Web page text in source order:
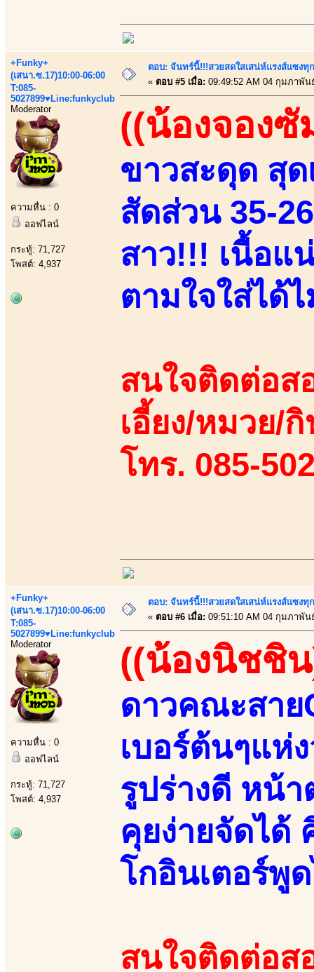
+Funky+
(เสนา.ซ.17)10:00-06:00
T:085-
5027899♥Line:funkyclub
Moderator
ความหื่น : 0
ออฟไลน์
กระทู้: 71,727
โพสต์: 4,937
ตอบ: จันทร์นี้!!!สวยสดใสเสน่ห์แรงส์แซงทุ
« ตอบ #5 เมื่อ: 09:49:52 AM 04 กุมภาพัน
((น้องจองซั
ขาวสะดุด สุด
สัดส่วน 35-
สาว!!! เนื้อ
ตามใจใส่ได้
สนใจติดต่อส
เอี้ยง/หมวย/
โทร. 085-
+Funky+
(เสนา.ซ.17)10:00-06:00
T:085-
5027899♥Line:funkyclub
Moderator
ความหื่น : 0
ออฟไลน์
กระทู้: 71,727
โพสต์: 4,937
ตอบ: จันทร์นี้!!!สวยสดใสเสน่ห์แรงส์แซงทุ
« ตอบ #6 เมื่อ: 09:51:10 AM 04 กุมภาพัน
((น้องนิชชิ
ดาวคณะสา
เบอร์ต้นๆแห่
รูปร่างดี หน้
คุยง่ายจัดได้
โกอินเตอร์พู
สนใจติดต่อส